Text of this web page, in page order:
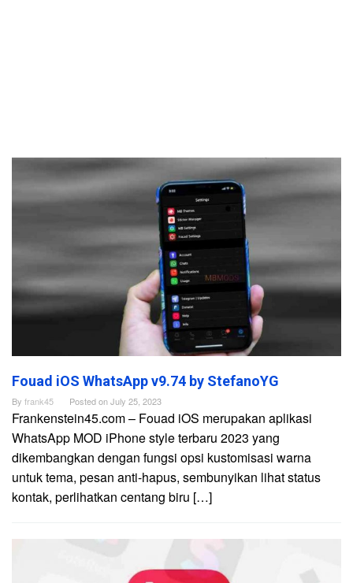
Frankenstein45.Com
Fouad iOS WhatsApp v9.74 by StefanoYG
By frank45 Posted onJuly 25, 2023
Frankenstein45.com – Fouad iOS merupakan aplikasi
WhatsApp MOD iPhone style terbaru 2023 yang
dikembangkan dengan fungsi opsi kustomisasi warna
untuk tema, pesan anti-hapus, sembunyikan lihat status
kontak, perlihatkan centang biru […]